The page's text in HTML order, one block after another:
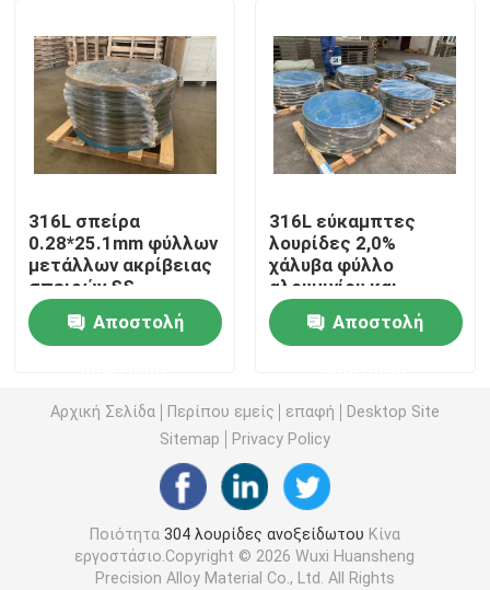
316l λουρίδες ανοξείδωτου
304L λουρίδες ανοξείδωτου
321 λουρίδα ανοξείδωτου
Λωρίδα ψυχρής έλασης από ανοξείδωτο χάλυβα
ss πηνίο ταινίας
Λουρίδα ανοξείδωτου ακρίβειας
Ρολό από ανοξείδωτο χάλυβα
316L σπείρα
0.28*25.1mm φύλλων
μετάλλων ακρίβειας
σπειρών SS
ανοξείδωτου BA
Αποστολή
316L εύκαμπτες
λουρίδες 2,0%
χάλυβα φύλλο
αλουμινίου και
λουρίδα 0.2*33.8
ανοξείδωτου
μολυβδαίνιου
Αποστολή
Αρχική Σελίδα Περίπου εμείς επαφή
Desktop Site
Sitemap
Privacy Policy
Ποιότητα 304 λουρίδες ανοξείδωτου Κίνα
εργοστάσιο.Copyright © 2026 Wuxi Huansheng
Precision Alloy Material Co., Ltd. All Rights